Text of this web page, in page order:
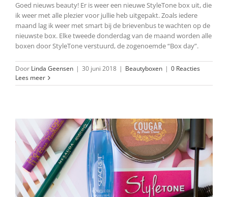
Goed nieuws beauty! Er is weer een nieuwe StyleTone box uit, die
ik weer met alle plezier voor jullie heb uitgepakt. Zoals iedere
maand lag ik weer met smart bij de brievenbus te wachten op de
nieuwste box. Elke tweede donderdag van de maand worden alle
boxen door StyleTone verstuurd, de zogenoemde “Box day”.
Door Linda Geensen | 30 juni 2018 | Beautyboxen | 0 Reacties
Lees meer